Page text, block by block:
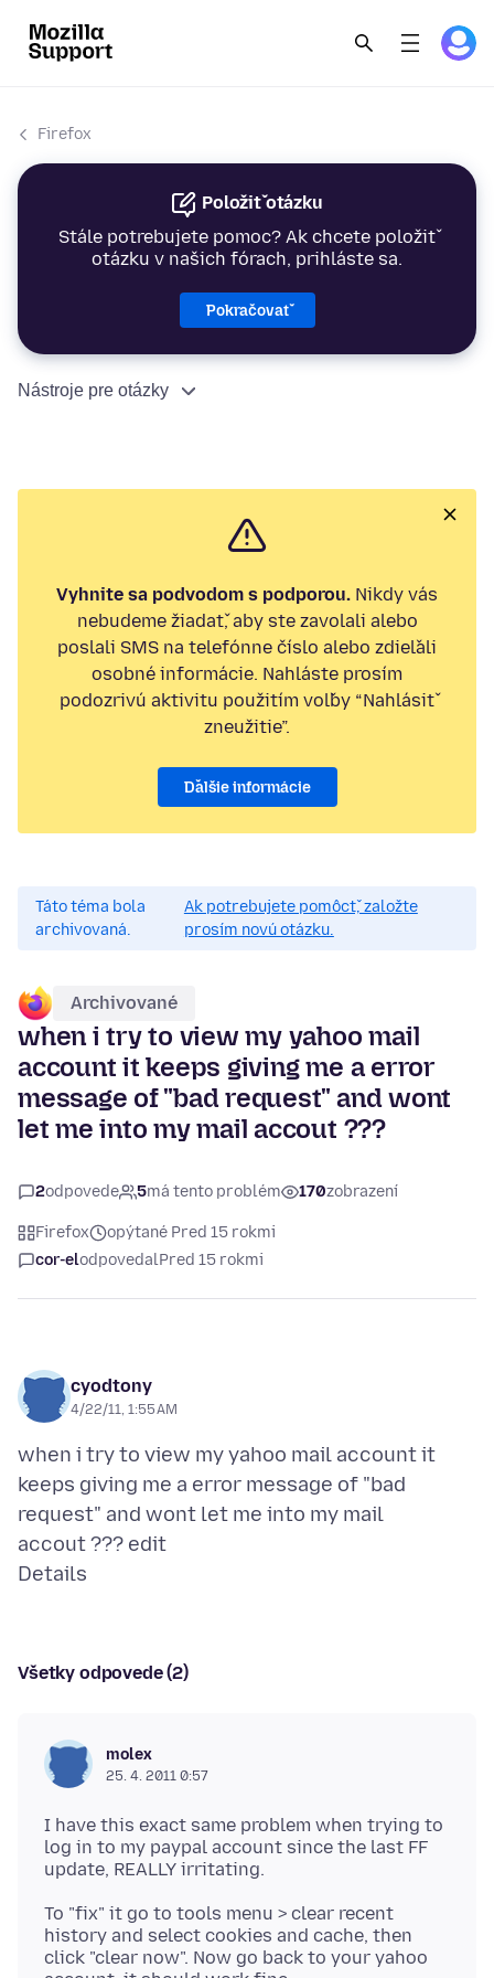
Firefox
Položiť otázku
Stále potrebujete pomoc? Ak chcete položiť
otázku v našich fórach, prihláste sa.
Pokračovať
Nástroje pre otázky
Vyhnite sa podvodom s podporou. Nikdy vás
nebudeme žiadať, aby ste zavolali alebo
poslali SMS na telefónne číslo alebo zdieľali
osobné informácie. Nahláste prosím
podozrivú aktivitu použitím voľby “Nahlásiť
zneužitie”.
Ďalšie informácie
Táto téma bola
archivovaná.
Ak potrebujete pomôcť, založte
prosím novú otázku.
Archivované
when i try to view my yahoo mail
account it keeps giving me a error
message of "bad request" and wont
let me into my mail accout ???
2odpovede 5má tento problém 170zobrazení
Firefox
opýtané Pred 15 rokmi
cor-elodpovedalPred 15 rokmi
cyodtony
4/22/11, 1:55 AM
when i try to view my yahoo mail account it
keeps giving me a error message of "bad
request" and wont let me into my mail
accout ??? edit
Všetky odpovede (2)
molex
25. 4. 2011 0:57
I have this exact same problem when trying to
log in to my paypal account since the last FF
To "fix" it go to tools menu > clear recent
history and select cookies and cache, then
click "clear now". Now go back to your yahoo